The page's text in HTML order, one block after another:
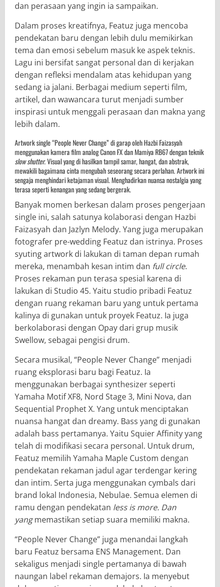
dan perasaan yang ingin ia sampaikan.
Dalam proses kreatifnya, Featuz juga mencoba
pendekatan baru dengan lebih dulu memikirkan
tema dan emosi sebelum masuk ke aspek teknis.
Lagu ini bersifat sangat personal dan di kerjakan
dengan refleksi mendalam atas kehidupan yang
sedang ia jalani. Berbagai medium seperti film,
artikel, dan wawancara turut menjadi sumber
inspirasi untuk menggali perasaan dan makna yang
lebih dalam.
Artwork single “People Never Change” di garap oleh Hazbi Faizasyah
menggunakan kamera film analog Canon FX dan Mamiya RB67 dengan teknik
slow shutter. Visual yang di hasilkan tampil samar, hangat, dan abstrak,
mewakili bagaimana cinta mengubah seseorang secara perlahan. Artwork ini
sengaja menghindari ketajaman visual. Menghadirkan nuansa nostalgia yang
terasa seperti kenangan yang sedang bergerak.
Banyak momen berkesan dalam proses pengerjaan
single ini, salah satunya kolaborasi dengan Hazbi
Faizasyah dan Jazlyn Melody. Yang juga merupakan
fotografer pre-wedding Featuz dan istrinya. Proses
syuting artwork di lakukan di taman depan rumah
mereka, menambah kesan intim dan full circle.
Proses rekaman pun terasa spesial karena di
lakukan di Studio 45. Yaitu studio pribadi Featuz
dengan ruang rekaman baru yang untuk pertama
kalinya di gunakan untuk proyek Featuz. Ia juga
berkolaborasi dengan Opay dari grup musik
Swellow, sebagai pengisi drum.
Secara musikal, “People Never Change” menjadi
ruang eksplorasi baru bagi Featuz. Ia
menggunakan berbagai synthesizer seperti
Yamaha Motif XF8, Nord Stage 3, Mini Nova, dan
Sequential Prophet X. Yang untuk menciptakan
nuansa hangat dan dreamy. Bass yang di gunakan
adalah bass pertamanya. Yaitu Squier Affinity yang
telah di modifikasi secara personal. Untuk drum,
Featuz memilih Yamaha Maple Custom dengan
pendekatan rekaman jadul agar terdengar kering
dan intim. Serta juga menggunakan cymbals dari
brand lokal Indonesia, Nebulae. Semua elemen di
ramu dengan pendekatan less is more. Dan
yangmemastikan setiap suara memiliki makna.
“People Never Change” juga menandai langkah
baru Featuz bersama ENS Management. Dan
sekaligus menjadi single pertamanya di bawah
naungan label rekaman demajors. Ia menyebut